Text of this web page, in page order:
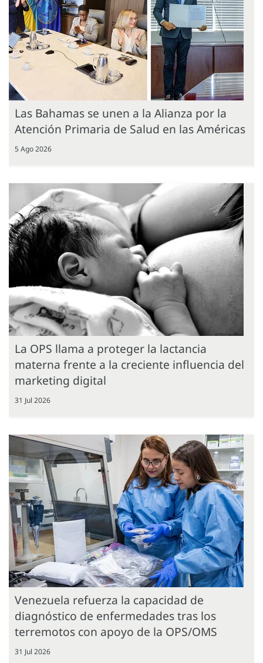
Las Bahamas se unen a la Alianza por la
Atención Primaria de Salud en las Américas
5 Ago 2026
La OPS llama a proteger la lactancia
materna frente a la creciente influencia del
marketing digital
31 Jul 2026
Venezuela refuerza la capacidad de
diagnóstico de enfermedades tras los
terremotos con apoyo de la OPS/OMS
31 Jul 2026